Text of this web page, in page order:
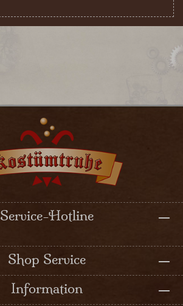
Service-Hotline
Shop Service
Information